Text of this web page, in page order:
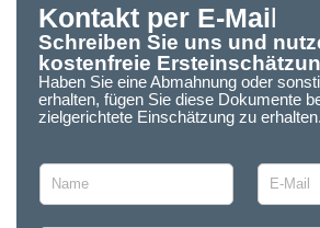
Kontakt per E-Mail
Schreiben Sie uns und
kostenfreie
Haben Sie eine Abmahnung oder
erhalten, fügen Sie diese Dokumente
zielgerichtete Einschätzung zu erhalten.